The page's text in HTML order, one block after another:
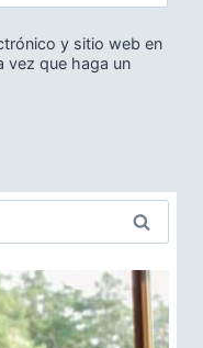
y sitio web en
vez que haga un